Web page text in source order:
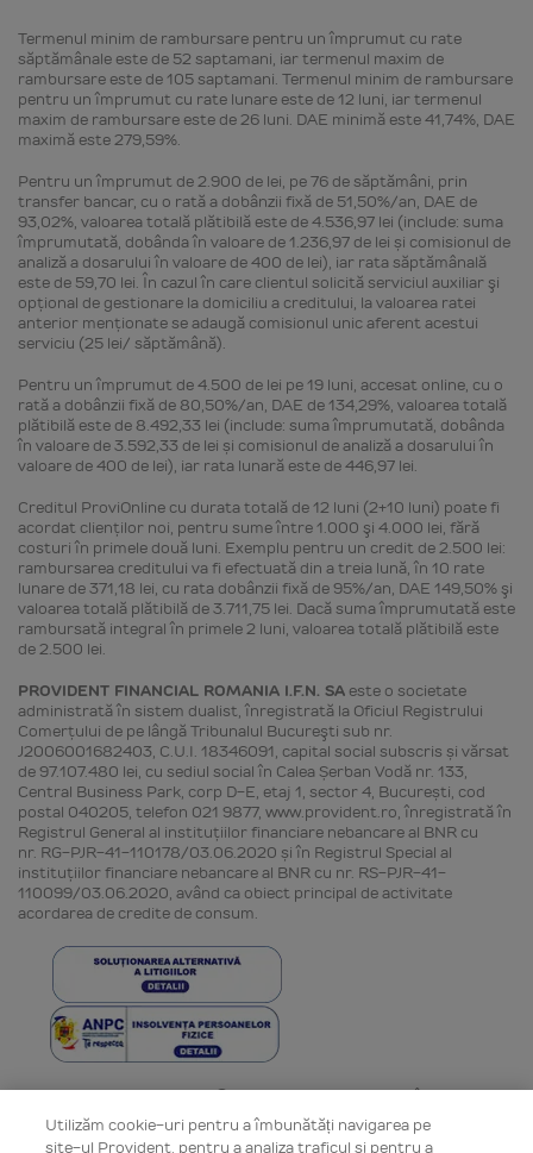
Termenul minim de rambursare pentru un împrumut cu rate
săptămânale este de 52 saptamani, iar termenul maxim de
rambursare este de 105 saptamani. Termenul minim de rambursare
pentru un împrumut cu rate lunare este de 12 luni, iar termenul
maxim de rambursare este de 26 luni. DAE minimă este 41,74%, DAE
maximă este 279,59%.
Pentru un împrumut de 2.900 de lei, pe 76 de săptămâni, prin
transfer bancar, cu o rată a dobânzii fixă de 51,50%/an, DAE de
93,02%, valoarea totală plătibilă este de 4.536,97 lei (include: suma
împrumutată, dobânda în valoare de 1.236,97 de lei și comisionul de
analiză a dosarului în valoare de 400 de lei), iar rata săptămânală
este de 59,70 lei. În cazul în care clientul solicită serviciul auxiliar şi
opţional de gestionare la domiciliu a creditului, la valoarea ratei
anterior menţionate se adaugă comisionul unic aferent acestui
serviciu (25 lei/ săptămână).
Pentru un împrumut de 4.500 de lei pe 19 luni, accesat online, cu o
rată a dobânzii fixă de 80,50%/an, DAE de 134,29%, valoarea totală
plătibilă este de 8.492,33 lei (include: suma împrumutată, dobânda
în valoare de 3.592,33 de lei și comisionul de analiză a dosarului în
valoare de 400 de lei), iar rata lunară este de 446,97 lei.
Creditul ProviOnline cu durata totală de 12 luni (2+10 luni) poate fi
acordat clienţilor noi, pentru sume între 1.000 şi 4.000 lei, fără
costuri în primele două luni. Exemplu pentru un credit de 2.500 lei:
rambursarea creditului va fi efectuată din a treia lună, în 10 rate
lunare de 371,18 lei, cu rata dobânzii fixă de 95%/an, DAE 149,50% şi
valoarea totală plătibilă de 3.711,75 lei. Dacă suma împrumutată este
rambursată integral în primele 2 luni, valoarea totală plătibilă este
de 2.500 lei.
PROVIDENT FINANCIAL ROMANIA I.F.N. SA este o societate
administrată în sistem dualist, înregistrată la Oficiul Registrului
Comerţului de pe lângă Tribunalul Bucureşti sub nr.
J2006001682403, C.U.I. 18346091, capital social subscris și vărsat
de 97.107.480 lei, cu sediul social în Calea Șerban Vodă nr. 133,
Central Business Park, corp D-E, etaj 1, sector 4, București, cod
postal 040205, telefon 021 9877, www.provident.ro, înregistrată în
Registrul General al instituţiilor financiare nebancare al BNR cu
nr. RG-PJR-41-110178/03.06.2020 și în Registrul Special al
instituţiilor financiare nebancare al BNR cu nr. RS-PJR-41-
110099/03.06.2020, având ca obiect principal de activitate
acordarea de credite de consum.
Toate drepturile rezervate © Provident Financial România 2006 -
2026Utilizăm cookie-uri pentru a îmbunătăți navigarea pe
site-ul Provident, pentru a analiza traficul și pentru a